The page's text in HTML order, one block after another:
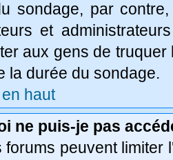
sondage, par
et
aux gens de
la durée du sondage.
haut
ne puis-je pas
forums peuvent limiter